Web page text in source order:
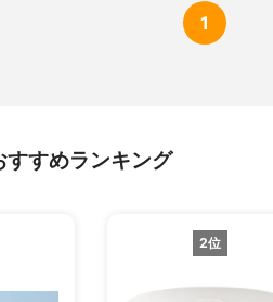
1
すすめランキング
2位